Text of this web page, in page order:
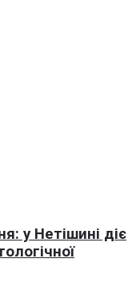
у Нетішині діє